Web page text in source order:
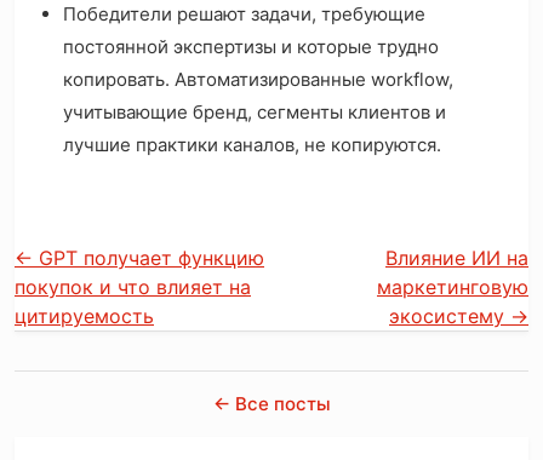
Победители решают задачи, требующие
постоянной экспертизы и которые трудно
копировать. Автоматизированные workflow,
учитывающие бренд, сегменты клиентов и
лучшие практики каналов, не копируются.
← GPT получает функцию
покупок и что влияет на
цитируемость
Влияние ИИ на
маркетинговую
экосистему →
← Все посты